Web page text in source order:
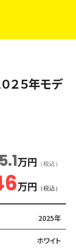
２５年モデ
万円 （税込）
万円 （税込）
2025年
ホワイト